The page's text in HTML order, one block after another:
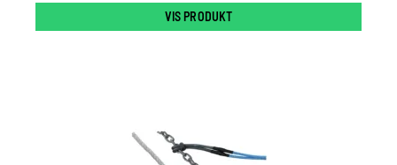
VIS PRODUKT